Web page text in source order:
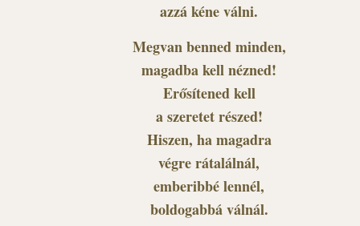
azzá kéne válni.
Megvan benned minden,
magadba kell nézned!
Erősítened kell
a szeretet részed!
Hiszen, ha magadra
végre rátalálnál,
emberibbé lennél,
boldogabbá válnál.